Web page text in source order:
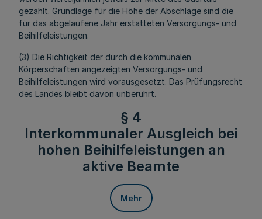
gezahlt. Grundlage für die Höhe der Abschläge sind die
für das abgelaufene Jahr erstatteten Versorgungs- und
Beihilfeleistungen.
(3) Die Richtigkeit der durch die kommunalen
Körperschaften angezeigten Versorgungs- und
Beihilfeleistungen wird vorausgesetzt. Das Prüfungsrecht
des Landes bleibt davon unberührt.
§ 4
Interkommunaler Ausgleich bei
hohen Beihilfeleistungen an
aktive Beamte
Mehr